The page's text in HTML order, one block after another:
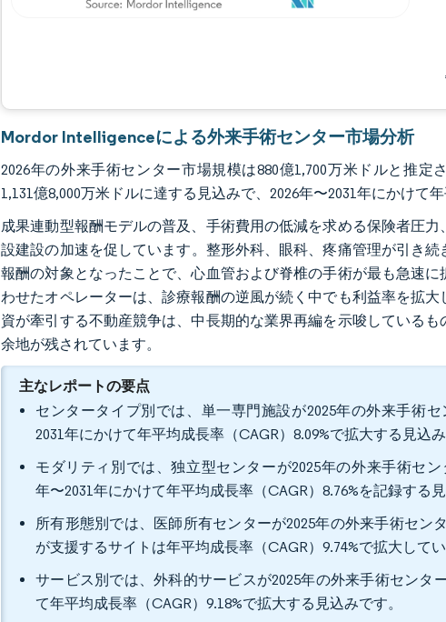
Mordor Intelligenceによる外来手術センター市場分析
2026年の外来手術センター市場規模は880億1,700万米ドルと推定
1,131億8,000万米ドルに達する見込みで、2026年〜2031年にかけて
成果連動型報酬モデルの普及、手術費用の低減を求める保険者圧
設建設の加速を促しています。整形外科、眼科、疼痛管理が引き
報酬の対象となったことで、心血管および脊椎の手術が最も急速
わせたオペレーターは、診療報酬の逆風が続く中でも利益率を拡
資が牽引する不動産競争は、中長期的な業界再編を示唆している
余地が残されています。
主なレポートの要点
センタータイプ別では、単一専門施設が2025年の外来手術
2031年にかけて年平均成長率（CAGR）8.09%で拡大する見込み
モダリティ別では、独立型センターが2025年の外来手術セ
年〜2031年にかけて年平均成長率（CAGR）8.76%を記録する
所有形態別では、医師所有センターが2025年の外来手術セン
が支援するサイトは年平均成長率（CAGR）9.74%で拡大してい
サービス別では、外科的サービスが2025年の外来手術センタ
て年平均成長率（CAGR）9.18%で拡大する見込みです。